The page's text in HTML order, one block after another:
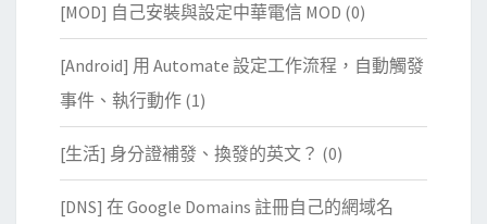
[MOD] 自己安裝與設定中華電信 MOD (0)
[Android] 用 Automate 設定工作流程，自動觸發
事件、執行動作 (1)
[生活] 身分證補發、換發的英文？ (0)
[DNS] 在 Google Domains 註冊自己的網域名